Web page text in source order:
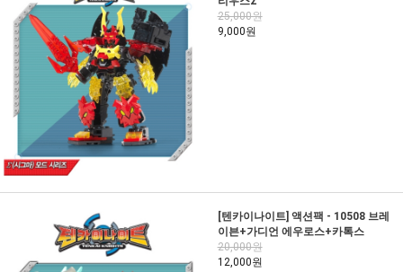
25,000원
9,000원
[텐카이나이트] 액션팩 - 10508 브레
이븐+가디언 에우로스+카톡스
20,000원
12,000원